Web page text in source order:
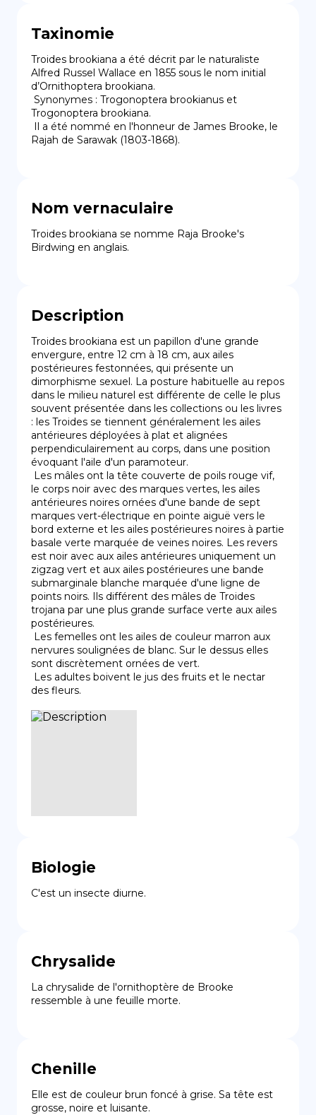
Taxinomie
Troides brookiana a été décrit par le naturaliste
Alfred Russel Wallace en 1855 sous le nom initial
d’Ornithoptera brookiana.
Trogonoptera brookiana.
Rajah de Sarawak (1803-1868).
Nom vernaculaire
Troides brookiana se nomme Raja Brooke's
Birdwing en anglais.
Description
Troides brookiana est un papillon d'une grande
envergure, entre 12 cm à 18 cm, aux ailes
postérieures festonnées, qui présente un
dimorphisme sexuel. La posture habituelle au repos
dans le milieu naturel est différente de celle le plus
souvent présentée dans les collections ou les livres
: les Troides se tiennent généralement les ailes
antérieures déployées à plat et alignées
perpendiculairement au corps, dans une position
évoquant l'aile d'un paramoteur.
le corps noir avec des marques vertes, les ailes
antérieures noires ornées d'une bande de sept
marques vert-électrique en pointe aiguë vers le
bord externe et les ailes postérieures noires à partie
basale verte marquée de veines noires. Les revers
est noir avec aux ailes antérieures uniquement un
zigzag vert et aux ailes postérieures une bande
submarginale blanche marquée d'une ligne de
points noirs. Ils différent des mâles de Troides
trojana par une plus grande surface verte aux ailes
postérieures.
nervures soulignées de blanc. Sur le dessus elles
sont discrètement ornées de vert.
des fleurs.
Biologie
C'est un insecte diurne.
Chrysalide
La chrysalide de l'ornithoptère de Brooke
ressemble à une feuille morte.
Chenille
Elle est de couleur brun foncé à grise. Sa tête est
grosse, noire et luisante.